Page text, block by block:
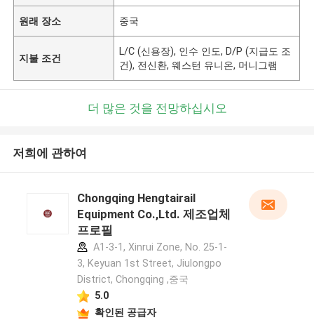
원래 장소 중국
지불 조건
L/C (신용장), 인수 인도, D/P (지급도 조
건), 전신환, 웨스턴 유니온, 머니그램
더 많은 것을 전망하십시오
저희에 관하여
Chongqing Hengtairail
Equipment Co.,Ltd. 제조업체
프로필
A1-3-1, Xinrui Zone, No. 25-1-
3, Keyuan 1st Street, Jiulongpo
District, Chongqing ,중국
5.0
확인된 공급자